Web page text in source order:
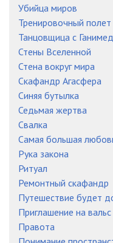
Убийца миров
Тренировочный полет
Танцовщица с
Стены Вселенной
Стена вокруг мира
Скафандр Агасфера
Синяя бутылка
Седьмая жертва
Свалка
Самая большая
Рука закона
Ритуал
Ремонтный скафандр
Путешествие будет
Приглашение на вальс
Правота